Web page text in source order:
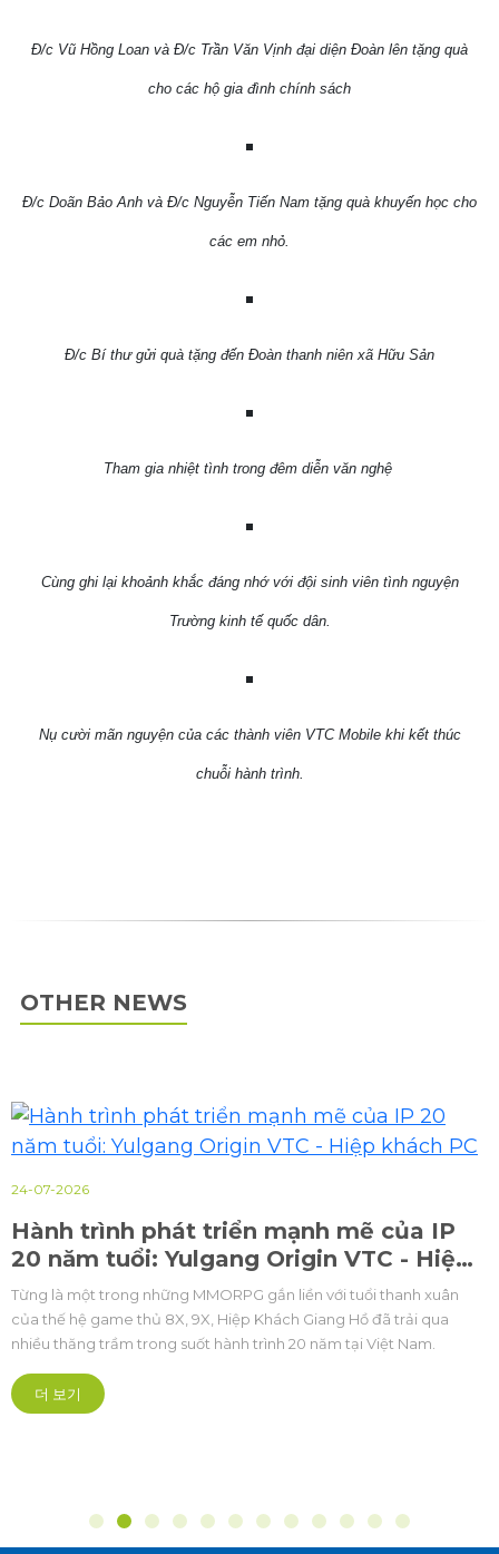
Đ/c Vũ Hồng Loan và Đ/c Trần Văn Vịnh đại diện Đoàn lên tặng quà
cho các hộ gia đình chính sách
Đ/c Doãn Bảo Anh và Đ/c Nguyễn Tiến Nam tặng quà khuyến học cho
các em nhỏ.
Đ/c Bí thư gửi quà tặng đến Đoàn thanh niên xã Hữu Sản
Tham gia nhiệt tình trong đêm diễn văn nghệ
Cùng ghi lại khoảnh khắc đáng nhớ với đội sinh viên tình nguyện
Trường kinh tế quốc dân.
Nụ cười mãn nguyện của các thành viên VTC Mobile khi kết thúc
chuỗi hành trình.
OTHER NEWS
24-07-2026
Hành trình phát triển mạnh mẽ của IP
20 năm tuổi: Yulgang Origin VTC - Hiệp
khách PC
Từng là một trong những MMORPG gắn liền với tuổi thanh xuân
của thế hệ game thủ 8X, 9X, Hiệp Khách Giang Hồ đã trải qua
nhiều thăng trầm trong suốt hành trình 20 năm tại Việt Nam.
더 보기